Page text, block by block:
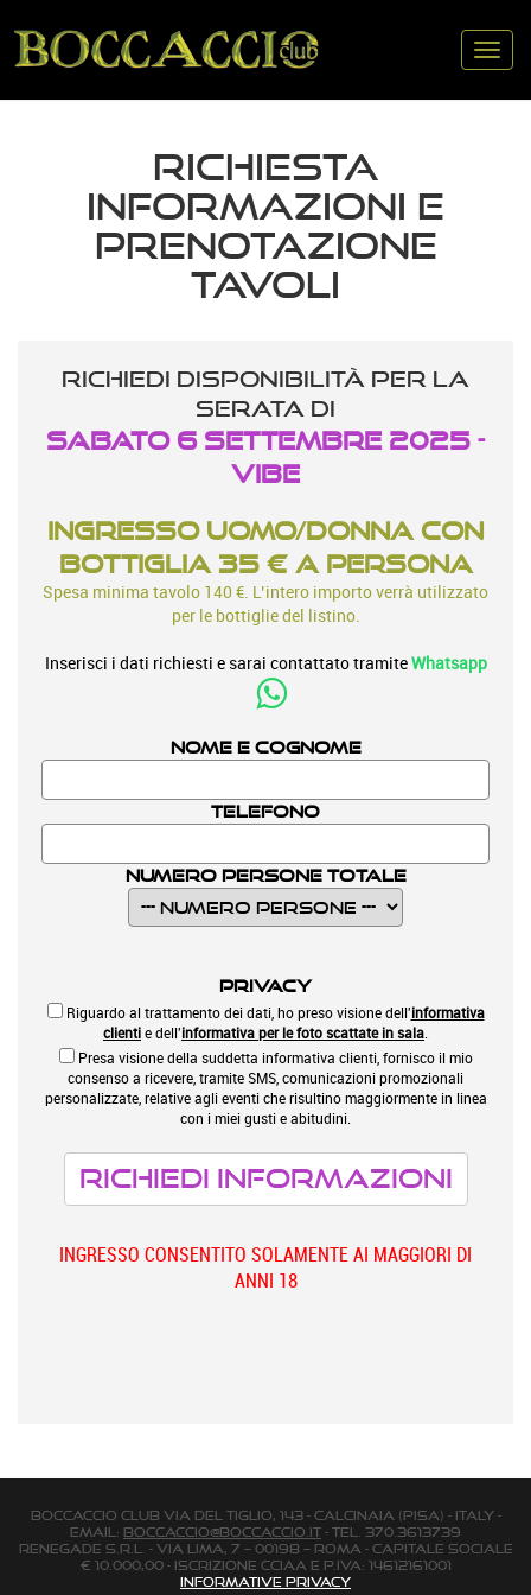
RICHIESTA
INFORMAZIONI E
PRENOTAZIONE
TAVOLI
Richiedi disponibilità per la
serata di
Sabato 6 Settembre 2025 -
VIBE
Ingresso uomo/donna con
bottiglia 35 € a persona
Spesa minima tavolo 140 €. L’intero importo verrà utilizzato
per le bottiglie del listino.
Inserisci i dati richiesti e sarai contattato tramiteWhatsapp
Nome e Cognome
Telefono
Numero Persone Totale
Privacy
Riguardo al trattamento dei dati, ho preso visione dell'informativa
clientie dell'informativa per le foto scattate in sala
Presa visione della suddetta informativa clienti, fornisco il mio
consenso a ricevere, tramite SMS, comunicazioni promozionali
personalizzate, relative agli eventi che risultino maggiormente in linea
con i miei gusti e abitudini.
INGRESSO CONSENTITO SOLAMENTE AI MAGGIORI DI
ANNI 18
BOCCACCIO CLUB via Del Tiglio, 143 - Calcinaia (Pisa) - Italy -
email: boccaccio@boccaccio.it - Tel. 370.3613739
Renegade s.r.l. - Via Lima, 7 – 00198 – Roma - Capitale Sociale
€ 10.000,00 - Iscrizione Cciaa e P.Iva: 14612161001
Informative Privacy